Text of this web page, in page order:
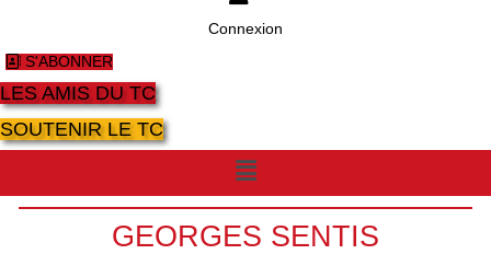
Connexion
S'ABONNER
LES AMIS DU TC
SOUTENIR LE TC
Menu
GEORGES SENTIS